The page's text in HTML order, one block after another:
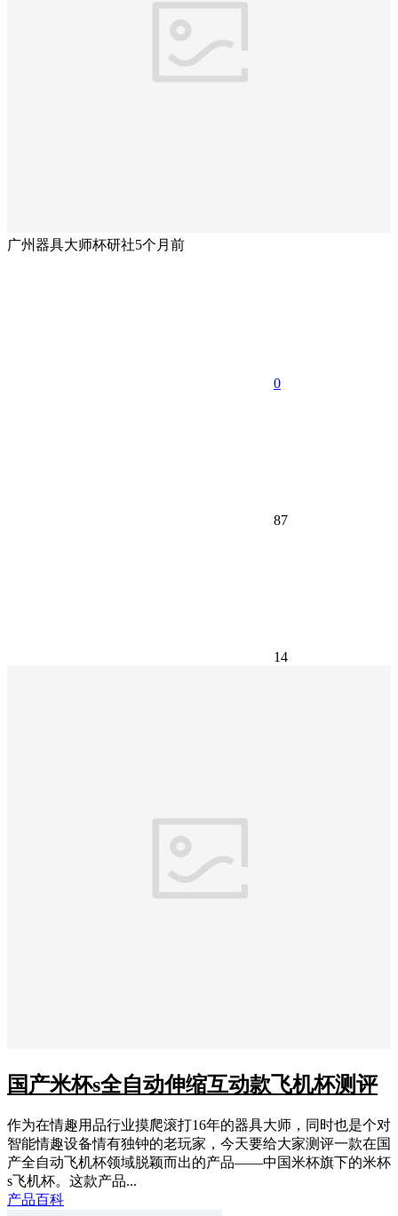
广州器具大师杯研社5个月前
0
87
14
国产米杯s全自动伸缩互动款飞机杯测评
作为在情趣用品行业摸爬滚打16年的器具大师，同时也是个对
智能情趣设备情有独钟的老玩家，今天要给大家测评一款在国
产全自动飞机杯领域脱颖而出的产品——中国米杯旗下的米杯
s飞机杯。这款产品...
产品百科